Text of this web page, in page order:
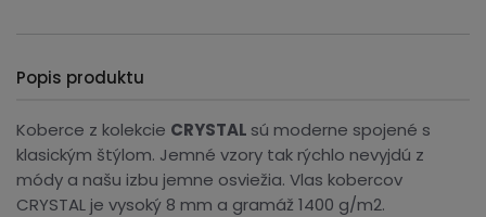
Popis produktu
Koberce z kolekcie CRYSTAL sú moderne spojené s
klasickým štýlom. Jemné vzory tak rýchlo nevyjdú z
módy a našu izbu jemne osviežia. Vlas kobercov
CRYSTAL je vysoký 8 mm a gramáž 1400 g/m2.